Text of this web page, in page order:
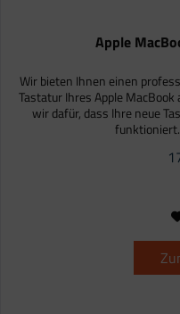
Apple
Wir bieten Ihnen einen
Tastatur Ihres Apple
wir dafür, dass Ihre neue